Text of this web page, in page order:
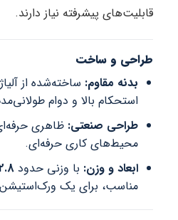
قابلیت‌های پیشرفته نیاز دارند.
طراحی و ساخت
بدنه مقاوم: ساخته‌شده از
استحکام بالا و دوام
طراحی صنعتی: ظاهری
محیط‌های کاری حرفه‌ای.
ابعاد و وزن: با وزنی حدود 2.8
مناسب، برای یک